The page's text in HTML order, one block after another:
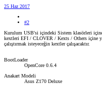
25 Haz 2017
#2
Kurulum USB'si içindeki Sistem klasörleri
kextleri EFI / CLOVER / Kexts / Others içine
çalıştırmak isteyeceğin kextler çalışacaktır.
BootLoader
OpenCore 0.6.4
Anakart Modeli
Asus Z170 Deluxe